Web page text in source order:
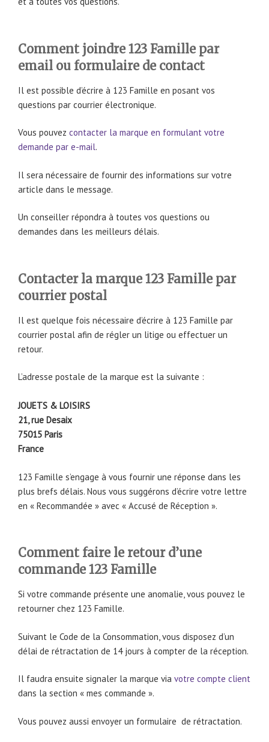
Comment joindre 123 Famille par
email ou formulaire de contact
Il est possible d’écrire à 123 Famille en posant vos
questions par courrier électronique.
Vous pouvez contacter la marque en formulant votre
demande par e-mail.
Il sera nécessaire de fournir des informations sur votre
article dans le message.
Un conseiller répondra à toutes vos questions ou
demandes dans les meilleurs délais.
Contacter la marque 123 Famille par
courrier postal
Il est quelque fois nécessaire d’écrire à 123 Famille par
courrier postal afin de régler un litige ou effectuer un
retour.
L’adresse postale de la marque est la suivante :
JOUETS & LOISIRS
21, rue Desaix
75015 Paris
France
123 Famille s’engage à vous fournir une réponse dans les
plus brefs délais. Nous vous suggérons d’écrire votre lettre
en « Recommandée » avec « Accusé de Réception ».
Comment faire le retour d’une
commande 123 Famille
Si votre commande présente une anomalie, vous pouvez le
retourner chez 123 Famille.
Suivant le Code de la Consommation, vous disposez d’un
délai de rétractation de 14 jours à compter de la réception.
Il faudra ensuite signaler la marque via votre compte client
dans la section « mes commande ».
Vous pouvez aussi envoyer un formulaire de rétractation.